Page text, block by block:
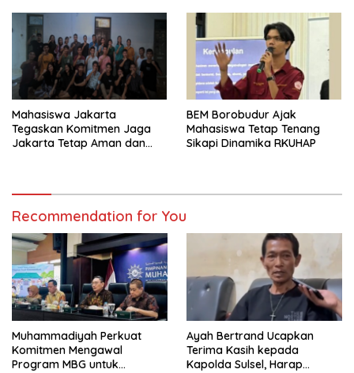
Substansial
Mahasiswa Jakarta
Tegaskan Komitmen Jaga
Jakarta Tetap Aman dan
BEM Borobudur Ajak
Mahasiswa Tetap Tenang
Sikapi Dinamika RKUHAP
Recommendation for You
Muhammadiyah Perkuat
Komitmen Mengawal
Program MBG untuk
Ayah Bertrand Ucapkan
Terima Kasih kepada
Kapolda Sulsel, Harap